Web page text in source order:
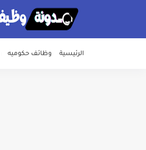
الرئيسية وظائف حكوميه